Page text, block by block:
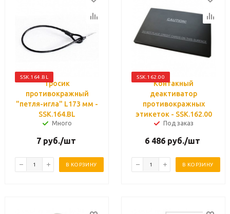
SSK.164.BL
Тросик
противокражный
"петля-игла" L173 мм -
SSK.164.BL
Много
7руб./шт
В КОРЗИНУ
SSK.162.00
Контакный
деактиватор
противокражных
этикеток - SSK.162.00
Под заказ
6 486 руб./шт
В КОРЗИНУ